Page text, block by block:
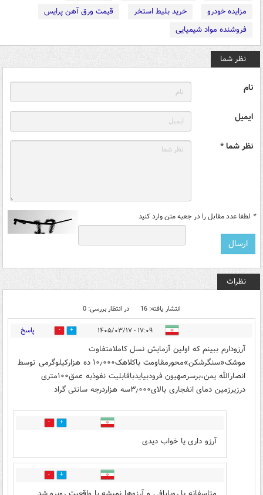
مزایده خودرو
خرید بلیط استخر
قیمت ورق آهن پرایس
فروشنده مواد شیمیایی
نظر شما
نام
ایمیل
نظر شما *
* لطفا عدد مقابل را در جعبه متن وارد کنید
نظرات
انتشار یافته: 16 در انتظار بررسی: 0
۱۷:۰۹ - ۱۴۰۵/۰۳/۱۷ 4 پاسخ
آرزودارم ببینم که اولین آزمایش نسل کاملامتفاوت
موشک«سنگرشکن»محورمقاومت باکلاهک۱۰٫۰۰۰ ده هزارکیلوگرمی توسط
انصارالله یمن،برسرصهیون فرودبیایدباقابلیت نفوذبه عمق۱۰۰متری
درزیرزمین دمای انفجاری بالای۳٫۰۰۰سه هزاردرجه سانتی گراد
0
آرزو داری یا خواب دیدی
0